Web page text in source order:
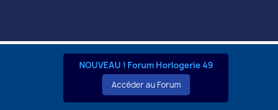
NOUVEAU ! Forum Horlogerie 49
Accéder au Forum